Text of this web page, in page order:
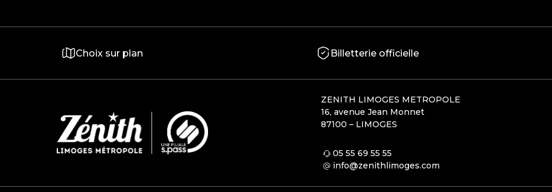
Choix sur plan Billetterie officielle
ZENITH LIMOGES METROPOLE
16, avenue Jean Monnet
87100 – LIMOGES
05 55 69 55 55
info@zenithlimoges.com